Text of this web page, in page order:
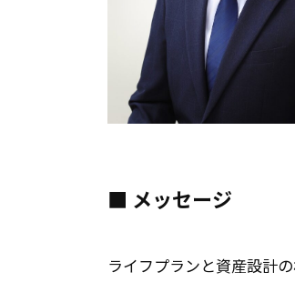
■ メッセージ
ライフプランと資産設計